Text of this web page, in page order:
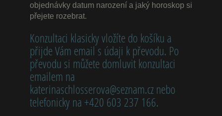
objednávky datum narození a jaký horoskop si
přejete rozebrat.
Konzultaci klasicky vložíte do košíku a
přijde Vám email s údaji k převodu. Po
převodu si můžete domluvit konzultaci
emailem na
katerinaschlosserova@seznam.cz nebo
telefonicky na +420 603 237 166.